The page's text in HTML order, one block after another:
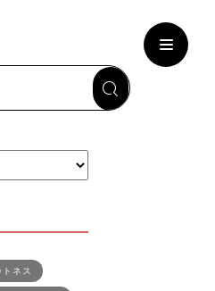
トネス